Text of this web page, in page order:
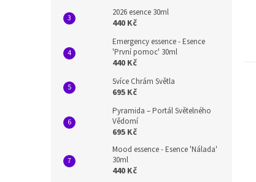
2026 esence 30ml
440 Kč
Emergency essence - Esence
'První pomoc' 30ml
440 Kč
Svíce Chrám Světla
695 Kč
Pyramida – Portál Světelného
Vědomí
695 Kč
Mood essence - Esence 'Nálada'
30ml
440 Kč